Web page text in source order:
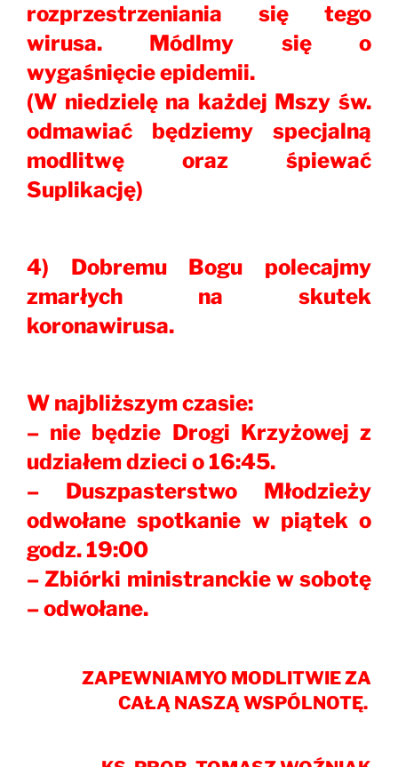
rozprzestrzeniania się tego
wirusa. Módlmy się o
wygaśnięcie epidemii.
(W niedzielę na każdej Mszy św.
odmawiać będziemy specjalną
modlitwę oraz śpiewać
Suplikację)
4) Dobremu Bogu polecajmy
zmarłych na skutek
koronawirusa.
W najbliższym czasie:
– nie będzie Drogi Krzyżowej z
udziałem dzieci o 16:45.
– Duszpasterstwo Młodzieży
odwołane spotkanie w piątek o
godz. 19:00
– Zbiórki ministranckie w sobotę
– odwołane.
ZAPEWNIAMYO MODLITWIEZA
CAŁĄ NASZĄ WSPÓLNOTĘ.